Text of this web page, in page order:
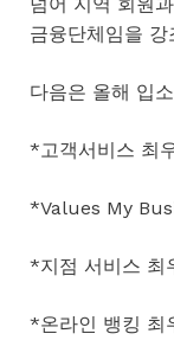
금융단체임을 강
다음은 올해 입
*고객서비스 최
*Values My
*지점 서비스 최
*온라인 뱅킹 최